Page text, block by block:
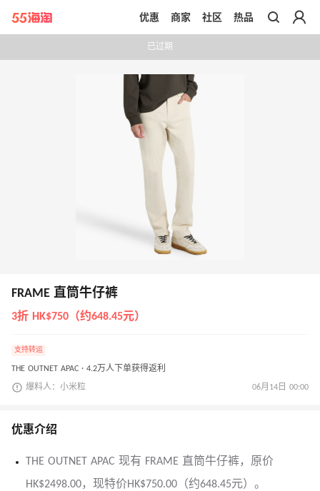
带你去官网买正品
优惠 商家 社区 热品
已过期
FRAME 直筒牛仔裤
3折 HK$750（约648.45元）
支持转运
THE OUTNET APAC · 4.2万人下单获得返利
爆料人：小米粒 06月14日 00:00
优惠介绍
THE OUTNET APAC 现有 FRAME 直筒牛仔裤，原价
HK$2498.00，现特价HK$750.00（约648.45元）。